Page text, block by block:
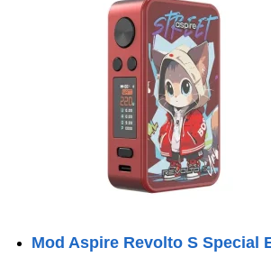
Mod Aspire Revolto S Special